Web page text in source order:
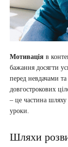
Мотивація в
бажання досягти
перед невдачами
довгострокових
– це частина шляху
уроки.
Шляхи